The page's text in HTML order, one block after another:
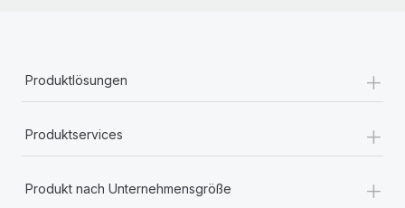
Produktlösungen +
Produktservices +
Produkt nach Unternehmensgröße +